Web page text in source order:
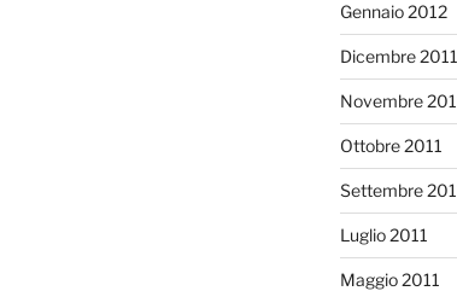
Gennaio 2012
Dicembre 2011
Novembre
Ottobre 2011
Settembre
Luglio 2011
Maggio 2011